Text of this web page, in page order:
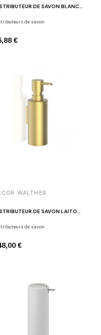
DISTRIBUTEUR DE SAVON BLANC - CHROME DW 6310
de savon
€
WALTHER
DISTRIBUTEUR DE SAVON LAITON MAT NON VERNI MK WSP
de savon
€